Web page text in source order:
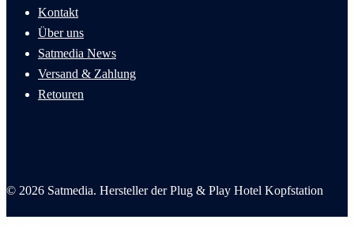
Kontakt
Über uns
Satmedia News
Versand & Zahlung
Retouren
© 2026 Satmedia. Hersteller der Plug & Play Hotel Kopfstation